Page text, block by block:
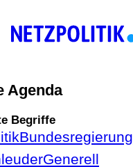
Agenda
Begriffe
Bundesregierung
Generell